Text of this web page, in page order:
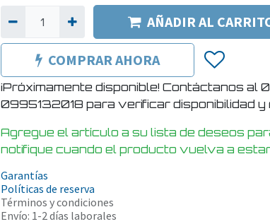
AÑADIR AL
COMPRAR AHORA
¡Próximamente disponible! Contáctanos al
0995132018 para verificar disponibilidad
Agregue el artículo a su lista de deseos
notifique cuando el producto vuelva a
Garantías
Políticas de reserva
Términos y condiciones
Envío: 1-2 días laborales